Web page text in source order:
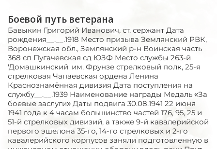
Боевой путь ветерана
Бавыкин Григорий Иванович, ст. сержант Дата рождения__.__.1918 Место призыва Землянский РВК, Воронежская обл., Землянский р-н Воинская часть 368 сп Пугачевская сд ЮЗФ Место службы 263-й 'Домашкинский' им. Фрунзе стрелковый полк, 25-я стрелковая Чапаевская ордена Ленина Краснознамённая дивизия Дата поступления на службу__.__.1939 Наименование награды Медаль «За боевые заслуги» Даты подвига 30.08.1941 22 июня 1941 года к 4 часам большинство частей 176, 95, 25 и 51-й стрелковых дивизий, а также 9-й кавалерийской первого эшелона 35-го, 14-го стрелковых и 2-го кавалерийского корпусов заняли подготовленную в инженерном отношении оборону вдоль реки Прут. На дивизию в среднем приходилось около 100 км участка границы. Между дивизиями оставались значительные промежутки. Особенно большим был разрыв между 176-й и 95-й стрелковыми дивизиями - более 70 км. Промежутки прикрывались только силами пограничников. 25-я стрелковая дивизия вступила в войну на румынской границе, у Прута. Полки носили названия: 54-й Разинский, 31-й Пугачевский имени Фурманова, 263-й Домашкинский имени Фрунзе. На рассвете 22 июня они заняли заранее назначенные им рубежи. И почти 4 недели, до вечера 18 июля, когда был получен приказ об отходе, чапаевцы удерживали вверенную им 120-километровую полосу государственной границы. Дивизия прикрывала отход основных сил 14-го стрелкового корпуса, вела упорные арьергардные бои на небольших молдавских реках и у днестровских переправ, держали фронт по Днестру... Там в состав Чапаевской дивизии вошел 287-й стрелковый полк. Он заменил 263-й Домашкинский, переданный еще раньше в 150-ю дивизию. Обстановка на Юге все более осложнялась. В начале августа между 9-й армией и Приморской, в которую вошла 25-я дивизия, образовался разрыв, куда клином врезались неприятельские войска. Врагу не удалось с ходу прорваться к Одессе, но, обойдя ее, он вышел к морю восточнее. На подступах к окруженной с суши Одессе начались бои за город. Основные силы чапаевцев оказались в Южном секторе обороны, а 54-й Разинский полк - в Восточном. 12 августа в дивизии стал известен приказ главкома войсками Юго-Западного направления С.М. Буденного, в котором подчеркивалось: Одессу ни при каких условиях не сдавать. 5 суток шли кровопролитные бои на рубеже у Кубанки. 17 августа противник отвел отсюда в тыл свои части, понесшие большие потери, и заменил их свежей дивизией. К вечеру 19-го врагу удалось потеснить на левом фланге роты третьего батальона Разинского полка. Но остальные батальоны сражались на прежних рубежах. Следующим утром усилился нажим на соседа - 1-й морской полк. Гремела канонада и дальше - в стороне Западного сектора. А перед фронтом Разинского полка вдруг стало очень тихо. Но тишина продолжалась недолго, вскоре противник перешел в наступление. 20 августа в командование Чапаевской дивизией вступил генерал-майор И.Е. Петров. В это время напряженная обстановка создалась на участке 287-го стрелкового полка. Разинский полк оставался в Восточном секторе. Здесь появилась свежая неприятельская дивизия - 13-я пехотная дивизия. Ее поддерживали 5 артиллерийских полков. В конце августа - начале сентября перед фронтом Пугачевского и 287-го полков противник сосредоточил до восьми полков пехоты и много артиллерии. Удар, нанесенный затем 6-ю пехотными полками на 3-километровом фронте, означал новую попытку врага прорваться к городу. Подразделения 287-го полка начали отходить. Положение создалось угрожающее. Но комдив успел перегруппировать силы. При численном превосходстве противника его застала врасплох дерзкая ночная контратак чапаевцев. Было захвачено много оружия и боеприпасов, взято 600 пленных. Подразделения 287-го полка вернулись на позиции, которые вынуждены были перед этим оставить. Однако вражеские атаки не прекращались, и оборона 287-го полка опять оказалась прорванной. Трое суток шли бои на высотах западнее Дальника. На передний край вышли штаб и политотдел дивизии, в строй встали все бойцы тыловых подразделений. И враг еще раз был остановлен. А 17 сентября он вновь начал наступать. Через 4 дня противнику удалось выйти на окраину Дальника. До Одессы оставались считанные километры. В это время вернулся в Чапаевскую дивизию один батальон Разинского полка, а затем и остальные. Дивизию усилии также запасным стрелковым полком. И 2 октября чапаевцы смогли атаковать врага, решительным ударом отбросить его назад. Были уничтожены 3 батальона неприятельской пехоты, захвачено 30 орудий, в т.ч. 4 дальнобойных, которые давно обстреливали город. 9 октября первый батальон разинцев выбивал врага из пригородного селения Татарка. Противник сопротивлялся отчаянно, но рукопашный бое решил дело в нашу пользу. Остатки выбитых из Татарки подразделений начали отходить к Болгарским хуторам, однако путь им был уже отрезан, и 60 вражеских солдат подняли руки. А между Татаркой и Сухим Лиманом оказался окруженным в этот день 33-й пехотный полк румын. Два часа продолжались жестокие схватки, атаки и контратаки. 1300 человек оставил противник на поле боя убитыми и ранеными, 200 сдались в плен. Все это происходило за несколько дней до того, как Приморская армия по приказу Ставки оставила Одессу. Противник еще несколько раз пытался прорвать оборону чапаевцев, но отбрасывался назад с большими потерями. 14 октября он прекратил атаки на этом участке фронта. Расформирована летом 1942 года после боев за Севастополь. В войну 25-я вступила в составе: - 54-го полка - ВРИО КП капитан Сысоев А.Н. - 31-го 'Пугачевского' им. Фурманова - 263-го 'Домашкинского' им. Фрунзе стрелковых полков - 69-го АП - 99-го ГАП (до 10.05.1942) - 756-й МинДн - 52-го ОБС - 105-го СапБ - 80-го ОРБ (до 05.03.1942) - 80-й ОМСРР (с 05.03.1942) - 164-го ОПТД - 193-й ЗенБатр - 323-го ОЗенАДн - 47-го ОМСБ - танкового батальона на Т-26 - 46-й ОРХЗ, других частей и подразделений (9-й двл, 89-й атб, 89-я пхп, 80-я ппс, 351-я пкг). Дивизия вначале была подчинена 14-му стрелковому корпусу (комкор генерал Д.Г. Егоров) 9-й отдельной армии. Дивизией с 14.03.1941 по 01.09.1941, командовал полковник, затем генерал-майор Афанасий Степанович Захарченко. 25-я стрелковая дивизия (1-го формирования) Тип: стрелковая Сформирован: 30.07.1918 Расформирован: 18.07.1942 Управление: 25 Чапаевской стрелковой дивизии (бывш. 25 Кременчугская сд)*Ф.1207; 247 д.; 1921 - 1926, 1938 - 1940 гг. Приказом войскам 4 армии Восточного фронта N 1 от 30 июля 1918 г. была сформирована дивизия Николаевских полков, созданных в апреле 1918 г. из партизанских отрядов Самарской и Саратовской губ: - с 22 сентября 1918 г. она стала именоваться 1 Николаевской пд (приказ по дивизии N 44); - приказом войскам 4 армии N 38 от 25 сентября 1918 г. была переименована в Самарскую; - приказом войскам Восточного фронта N 104 от 19 ноября 1918 г. получила наименование 25 сд; - приказом войскам Туркфронта N 150 от 4 октября 1919 г. дивизии было присвоено имя В. И. Чапаева; - по приказу войскам КВО N 1111/267 от 12 мая 1921 г. 25-я и 58 сд были сведены в одну 25 сд; - по приказу РВСР N 2710/450 от 30 ноября 1921 г. дивизия получила наименование 25 Полтавской сд; - по приказу РВСР N 32/2 от 4 января 1922 г. - 25 Кременчугской сд; - по приказу РВС СССР N 729 от 11 июля 1925 г. ей было присвоено наименование 25 Чапаевской Краснознаменной сд. Вступила в Великую Отечественную войну. Награждена Почетным Революционным Красным знаменем (1928), орденом Ленина (1933). Входила в состав армий Восточного фронта: 4-й (июль 1918 - янв. 1919, март - апр .1919, июль 1919 - май 1920), 1-й (янв. - март 1919), 5-й (апр. - май 1919) и Туркестанской (май - июнь 1919), в состав 12 армии (май - дек. 1920), КВО (с дек. 1920), УВО, КВО (с 1922), ОдВО (с мая 1940), 9 армии ОдВО (с июня 1940). Дивизия участвовала в боях против чехословацкого корпуса и белогвардейцев в Заволжье (июль - авг. 1918), в августовском наступлении Восточного фронта (3 - 25 авг.) (бои в районе Николаевска, овладение городом), в Сызрань-Самарской операции (14 сент. -8 окт. 1918) (наступление на Липовку, выход на ж.д. Сызрань-Самара, прорыв к ст. Иващенково, Сызрани, наступление на ст. Кряж, освобождение г. Самары), в освобождении г. Уральска (янв. 1919), Лбищенска (март 1919); в операциях Восточного фронта 1919 г. против войск Колчака: Бугурусланской (28 апр. -13 мая) (наступление в обход Бугуруслана с юга, овладение ст. Заглядино, продолжение наступления на Белебей, выход к р. Ик), Белебейской (15 - 19 мая 1919) (обходный маневр с севера с целью разгрома корпуса противника в районе Белебея, встречные бои на р. Ик, наступление на Белебей), Уфимской (25 мая -19 июня) (наступление севернее Уфы, форсирование р. Белой, захват плацдарма северо-западнее Уфы, прорыв обороны противника, вступление в Уфу), участие в снятии блокады с Уральска (июль), в Уральско-Гурьевской операции (2 нояб. 1919 -10 янв. 1920) (наступление на Лбищенск и освобождение города, преследование отступавшего противника, выход на рубеж Новая Казанка - Калмыков, овладение сел. Горская, г. Гурьев); участвовала в операциях Юго-Западного фронта в период советско-польской войны 1920 г.: Киевской (26 мая- 17 июня) (форсирование р. Днепр в районе устья р. Тетерев, перехват ж.д. линии Киев-Коростень на участке Бородянка - Ирша), в освобождении г. Ковеля (авг.), боях на р. Западный Буг; в ликвидации формирований Булак-Балаховича, бандитизма на Украине (окт. 1920 -дек. 1922). Участвовала в походе в Бессарабию (июнь - июль 1940). История 25-й стрелковой дивизии В.И. Чапаев образовал 22.03.1918 в г. Николаевске партизанский отряд. В апреле 1918 отряды Чапаева, Баугина, Бубенца, Плясункова объединяются в Николаевские полки. В мае 18-го Николаевские полки и партизанские отряды, не вошедшие в состав полков, организуются в дивизию 2-х бригадного состава. 1-й бригадой (1,2 полки и Домашкинский отряд) командует Чапаев, 2-й бригадой (3,4 полки) - Гаврилов, затем С. В. Сокол, а в 1920 - Иван Михайлович Плясунков. С 30.07.1918 соединение называлось «дивизией Николаевских полков». В августе Николаевск был с боями взят у белогвардейцев, и по инициативе Василия Иванови